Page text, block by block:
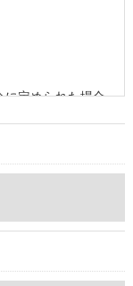
に定められた場合
たしません。
の措置をとり、